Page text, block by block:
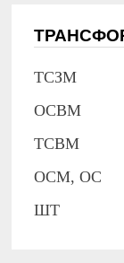
ТСЗМ
ОСВМ
ТСВМ
ОСМ, ОС
ШТ